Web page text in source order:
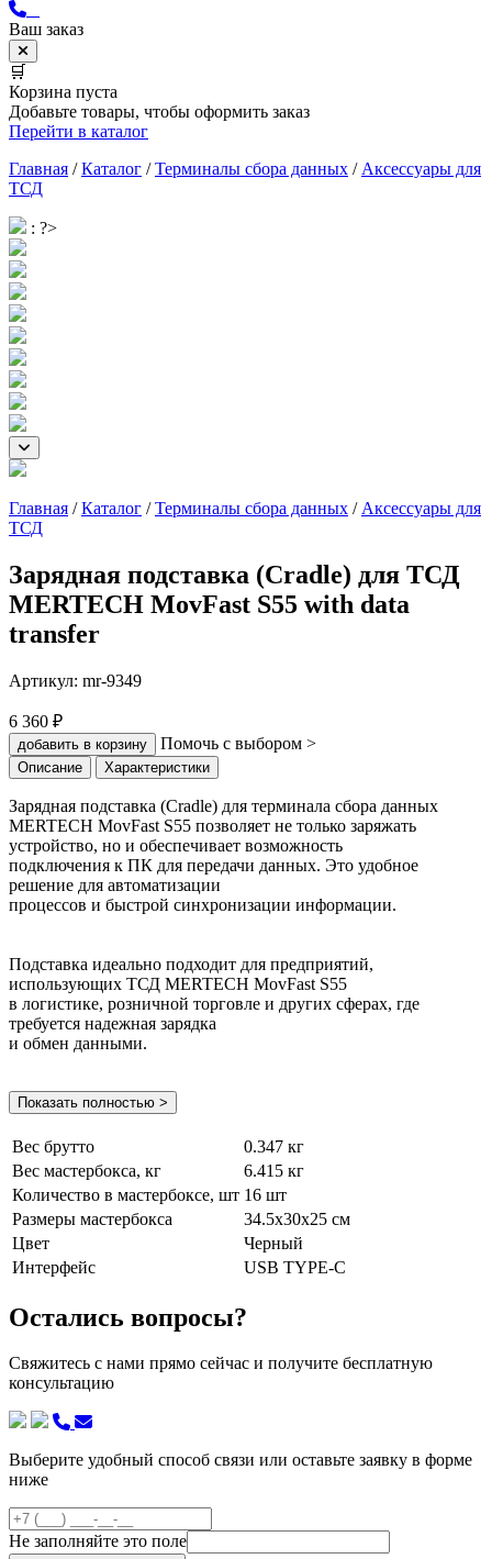
Ваш заказ
🛒
Корзина пуста
Добавьте товары, чтобы оформить заказ
Перейти в каталог
Главная /Каталог /Терминалы сбора данных / Аксессуары для
ТСД
: ?>
Главная /Каталог /Терминалы сбора данных / Аксессуары для
ТСД
Зарядная подставка (Cradle) для ТСД
MERTECH MovFast S55 with data
transfer
Артикул: mr-9349
6 360 ₽
добавить в корзину Помочь с выбором >
Описание Характеристики
Зарядная подставка (Cradle) для терминала сбора данных
MERTECH MovFast S55 позволяет не только заряжать
устройство, но и обеспечивает возможность
подключения к ПК для передачи данных. Это удобное
решение для автоматизации
процессов и быстрой синхронизации информации.
Подставка идеально подходит для предприятий,
использующих ТСД MERTECH MovFast S55
в логистике, розничной торговле и других сферах, где
требуется надежная зарядка
и обмен данными.
Показать полностью >
Вес брутто
0.347 кг
Вес мастербокса, кг
6.415 кг
Количество в мастербоксе, шт 16 шт
Размеры мастербокса
34.5х30х25 см
Цвет
Черный
Интерфейс
USB TYPE-C
Остались вопросы?
Свяжитесь с нами прямо сейчас и получите бесплатную
консультацию
Выберите удобный способ связи или оставьте заявку в форме
ниже
Не заполняйте это поле